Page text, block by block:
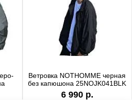
Ветровка NOTHOMME черная
без капюшона 25NOJK041BLK
6 990 р.